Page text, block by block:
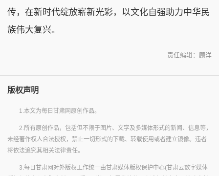
传，在新时代绽放崭新光彩，以文化自强助力中华民
族伟大复兴。
责任编辑：顾洋
版权声明
1.本文为每日甘肃网原创作品。
2.所有原创作品，包括但不限于图片、文字及多媒体形式的新闻、信息等，
未经著作权人合法授权，禁止一切形式的下载、转载使用或者建立镜像。违者
将依法追究其相关法律责任。
3.每日甘肃网对外版权工作统一由甘肃媒体版权保护中心(甘肃云数字媒体